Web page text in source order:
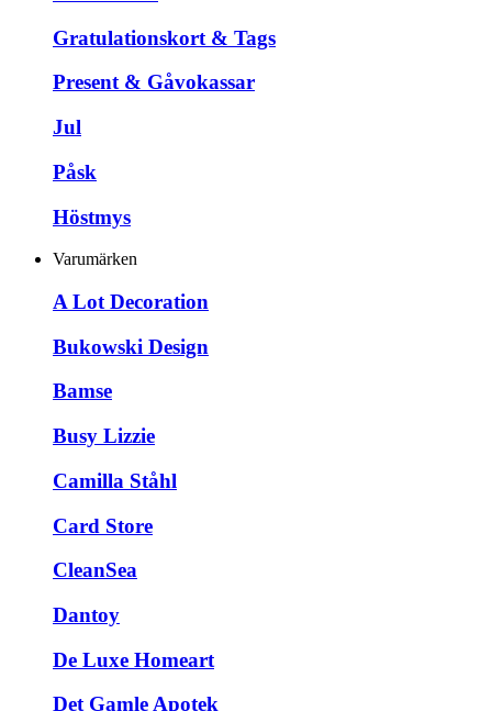
Gratulationskort & Tags
Present & Gåvokassar
Jul
Påsk
Höstmys
Varumärken
A Lot Decoration
Bukowski Design
Bamse
Busy Lizzie
Camilla Ståhl
Card Store
CleanSea
Dantoy
De Luxe Homeart
Det Gamle Apotek